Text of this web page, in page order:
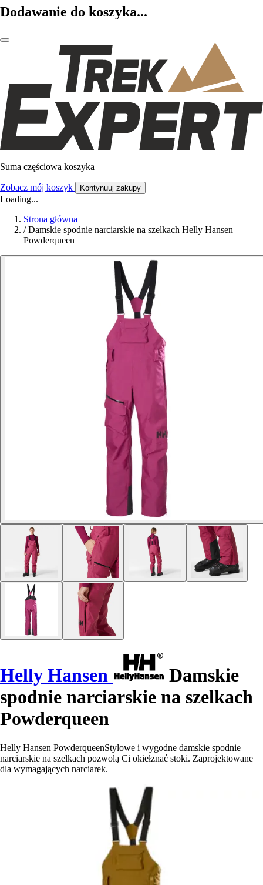
Dodawanie do koszyka...
Suma częściowa koszyka
Zobacz mój koszyk Kontynuuj zakupy
Loading...
Strona główna
/ Damskie spodnie narciarskie na szelkach Helly Hansen
Powderqueen
Helly Hansen
Damskie
spodnie narciarskie na szelkach
Powderqueen
Helly Hansen PowderqueenStylowe i wygodne damskie spodnie
narciarskie na szelkach pozwolą Ci okiełznać stoki. Zaprojektowane
dla wymagających narciarek.